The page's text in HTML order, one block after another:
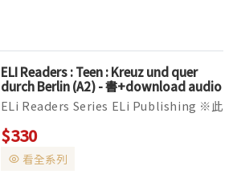
ELI Readers : Teen : Kreuz und quer
durch Berlin (A2) - 書+download audio
ELi Readers Series ELi Publishing ※此
系列書籍CD版本已改版，目前國外出貨時
有可能替換成Audio Download線上音檔
下載版本。 ▌全彩印刷，全套分為Yo...
$330
看全系列